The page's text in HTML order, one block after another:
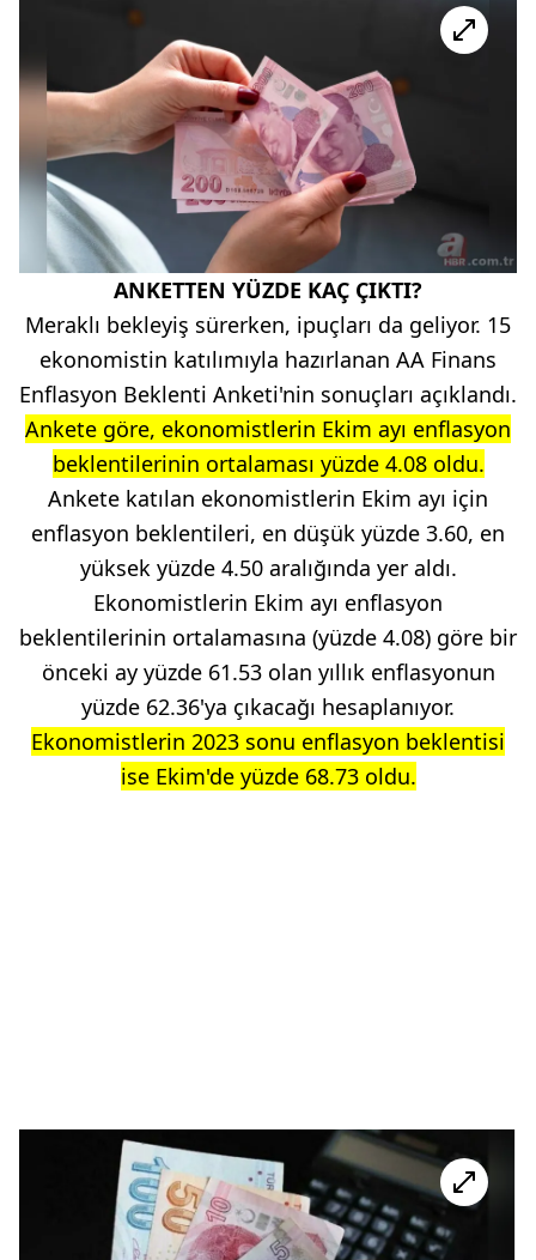
ANKETTEN YÜZDE KAÇ ÇIKTI?
Meraklı bekleyiş sürerken, ipuçları da geliyor. 15
ekonomistin katılımıyla hazırlanan AA Finans
Enflasyon Beklenti Anketi'nin sonuçları açıklandı.
Ankete göre, ekonomistlerin Ekim ayı enflasyon
beklentilerinin ortalaması yüzde 4.08 oldu.
Ankete katılan ekonomistlerin Ekim ayı için
enflasyon beklentileri, en düşük yüzde 3.60, en
yüksek yüzde 4.50 aralığında yer aldı.
Ekonomistlerin Ekim ayı enflasyon
beklentilerinin ortalamasına (yüzde 4.08) göre bir
önceki ay yüzde 61.53 olan yıllık enflasyonun
yüzde 62.36'ya çıkacağı hesaplanıyor.
Ekonomistlerin 2023 sonu enflasyon beklentisi
ise Ekim'de yüzde 68.73 oldu.